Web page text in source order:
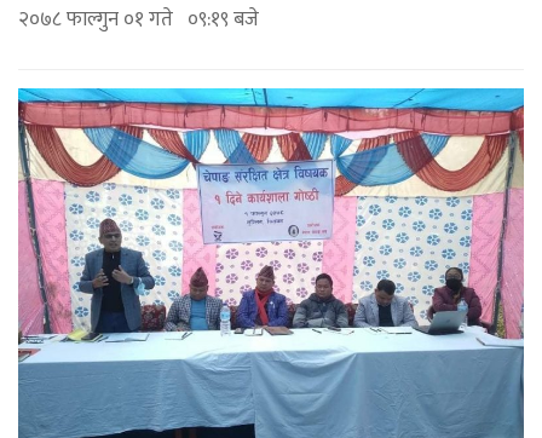
२०७८ फाल्गुन ०१ गते ०९:१९ बजे